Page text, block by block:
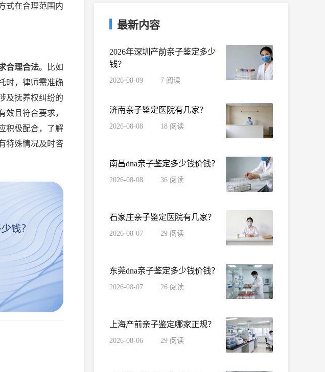
式在合理范围内
合理合法。比如
时，律师需准确
及抚养权纠纷的
且符合要求，
积极配合，了解
特殊情况及时咨
亲子鉴定相似度为多少才是亲生的？
最新内容
2026年深圳产前亲子鉴定多少
钱？
2026-08-09 7 阅读
济南亲子鉴定医院有几家？
2026-08-08 18 阅读
南昌dna亲子鉴定多少钱价钱？
2026-08-08 36 阅读
石家庄亲子鉴定医院有几家？
2026-08-07 29 阅读
东莞dna亲子鉴定多少钱价钱？
2026-08-07 26 阅读
上海产前亲子鉴定哪家正规？
2026-08-06 29 阅读